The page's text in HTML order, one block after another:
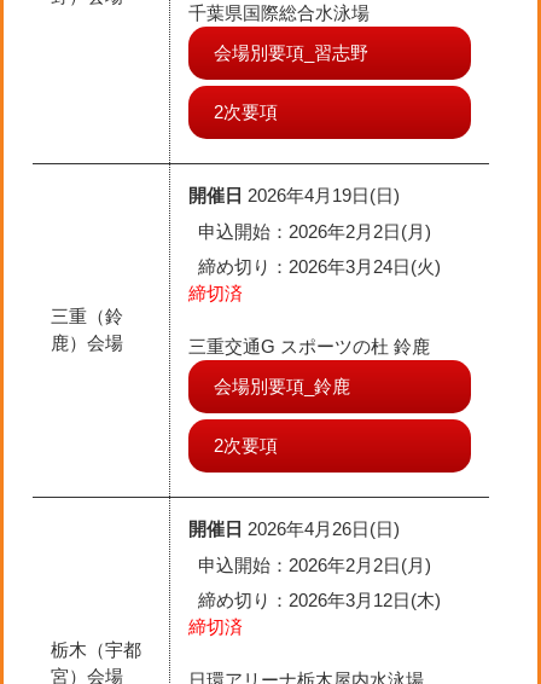
千葉県国際総合水泳場
会場別要項_習志野
2次要項
三重（鈴
鹿）会場
開催日 2026年4月19日(日)
申込開始：2026年2月2日(月)
締め切り ：2026年3月24日(火)
締切済
三重交通G スポーツの杜 鈴鹿
会場別要項_鈴鹿
2次要項
栃木（宇都
宮）会場
開催日 2026年4月26日(日)
申込開始：2026年2月2日(月)
締め切り ：2026年3月12日(木)
締切済